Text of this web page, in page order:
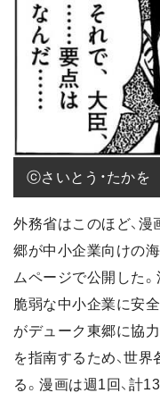
ⓒさいとう・たかを
外務省はこのほど、漫
郷が中小企業向けの
ムページで公開した
脆弱な中小企業に安
がデューク東郷に協
を指南するため、世
る。漫画は週1回、計